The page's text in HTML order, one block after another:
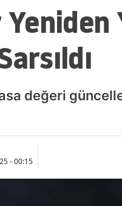
Amasya
Ankara
değeri
- 00:15